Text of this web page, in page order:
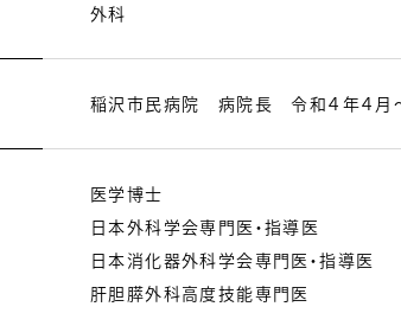
外科
稲沢市民病院 病院長 令和４年４月
医学博士
日本外科学会専門医・指導医
日本消化器外科学会専門医・指導医
肝胆膵外科高度技能専門医